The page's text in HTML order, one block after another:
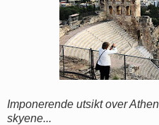
Imponerende utsikt over
skyene...